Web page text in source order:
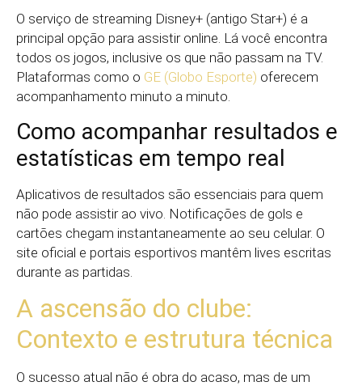
O serviço de streaming Disney+ (antigo Star+) é a
principal opção para assistir online. Lá você encontra
todos os jogos, inclusive os que não passam na TV.
Plataformas como o GE (Globo Esporte) oferecem
acompanhamento minuto a minuto.
Como acompanhar resultados e
estatísticas em tempo real
Aplicativos de resultados são essenciais para quem
não pode assistir ao vivo. Notificações de gols e
cartões chegam instantaneamente ao seu celular. O
site oficial e portais esportivos mantêm lives escritas
durante as partidas.
A ascensão do clube:
Contexto e estrutura técnica
O sucesso atual não é obra do acaso, mas de um